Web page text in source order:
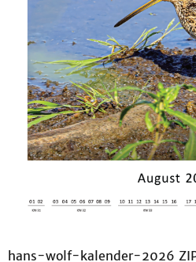
hans-wolf-kalender-2026